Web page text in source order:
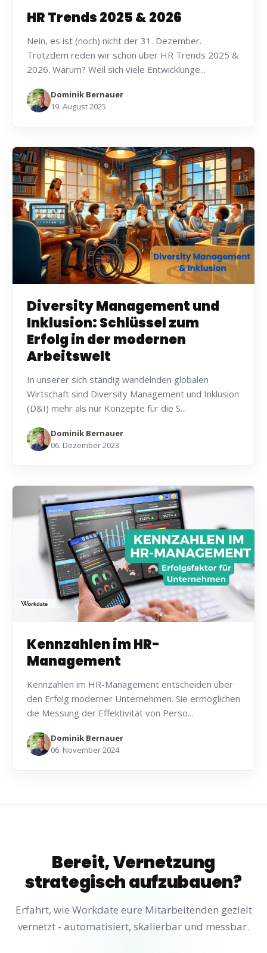
HR Trends 2025 & 2026
Nein, es ist (noch) nicht der 31. Dezember.
Trotzdem reden wir schon über HR Trends 2025 &
2026. Warum? Weil sich viele Entwicklunge...
Dominik Bernauer
19. August 2025
Diversity Management und
Inklusion: Schlüssel zum
Erfolg in der modernen
Arbeitswelt
In unserer sich ständig wandelnden globalen
Wirtschaft sind Diversity Management und Inklusion
(D&I) mehr als nur Konzepte für die S...
Dominik Bernauer
06. Dezember 2023
Kennzahlen im HR-
Management
Kennzahlen im HR-Management entscheiden über
den Erfolg moderner Unternehmen. Sie ermöglichen
die Messung der Effektivität von Perso...
Dominik Bernauer
06. November 2024
Bereit, Vernetzung
strategisch aufzubauen?
Erfahrt, wie Workdate eure Mitarbeitenden gezielt
vernetzt - automatisiert, skalierbar und messbar.